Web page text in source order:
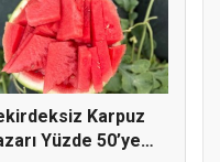
Karpuz
Yüzde 50’ye